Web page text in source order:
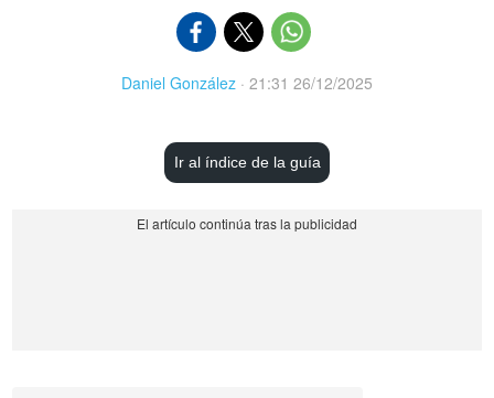
Daniel González · 21:31 26/12/2025
Ir al índice de la guía